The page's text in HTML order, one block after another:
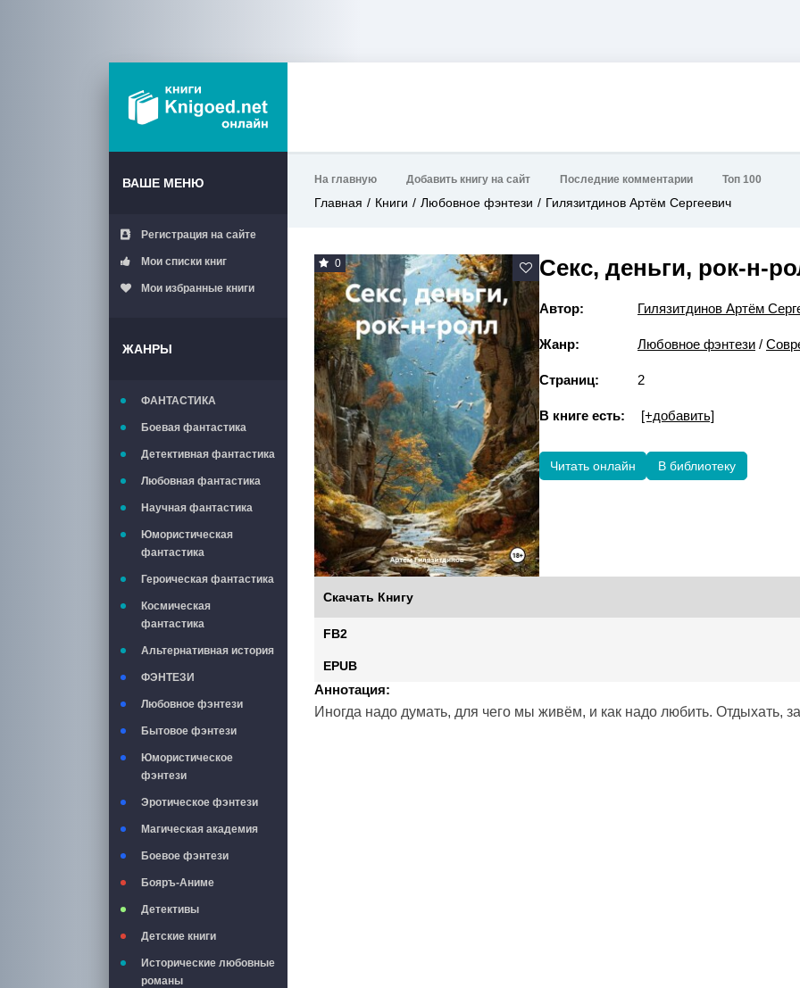
ВАШЕ МЕНЮ
Регистрация на сайте
Мои списки книг
Мои избранные книги
ЖАНРЫ
ФАНТАСТИКА
Боевая фантастика
Детективная фантастика
Любовная фантастика
Научная фантастика
Юмористическая
фантастика
Героическая фантастика
Космическая
фантастика
Альтернативная история
ФЭНТЕЗИ
Любовное фэнтези
Бытовое фэнтези
Юмористическое
фэнтези
Эротическое фэнтези
Магическая академия
Боевое фэнтези
Бояръ-Аниме
Детективы
Детские книги
Исторические любовные
романы
На главную Добавить книгу на сайт Последние комментарии Топ 100
Главная Книги Любовное фэнтези Гилязитдинов Артём Сергеевич
0 Секс, деньги, рок-н-
Автор: Гилязитдинов Артём
Жанр: Любовное фэнтези /
Страниц: 2
В книге есть: [+добавить]
Читать онлайн В библиотеку
Скачать Книгу
FB2
EPUB
Аннотация:
Иногда надо думать, для чего мы живём, и как надо любить. Отдыхать,